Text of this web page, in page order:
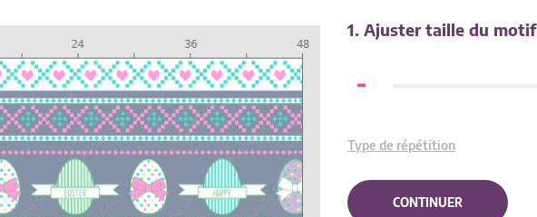
1. Ajuster taille du motif
-
Type de répétition
CONTINUER